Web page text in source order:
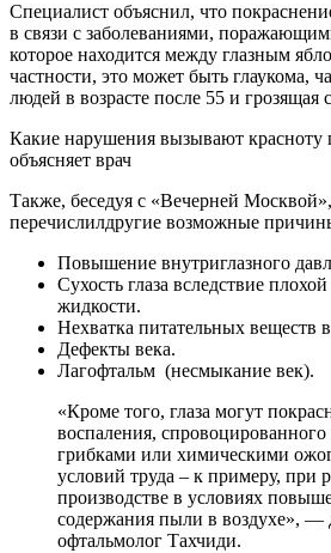
Специалист объяснил, что
в связи с заболеваниями,
которое находится между глазным
частности, это может быть глаукома,
людей в возрасте после 55 и грозящая
Какие нарушения вызывают красноту
объясняет врач
Также, беседуя с «Вечерней
перечислилдругие возможные
Повышение внутриглазного
Сухость глаза вследствие
жидкости.
Нехватка питательных веществ
Дефекты века.
Лагофтальм (несмыкание век).
«Кроме того, глаза могут покраснеть из-за
воспаления,
грибками или химическими
условий труда – к примеру, при
производстве в условиях
содержания пыли в воздухе», —
офтальмолог Тахчиди.